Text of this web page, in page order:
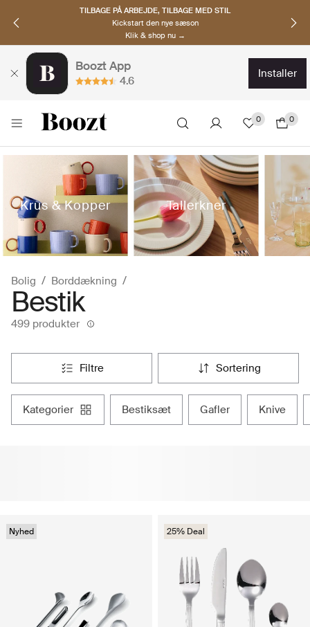
OPDAG NORDISKE BRANDS
Must-haves til den nye sæson
Klik & shop nu →
Boozt App
4.6
installer
0 0
Krus & Kopper Tallerkner
Bolig Borddækning
Bestik
499 produkter
filtre sortering
kategorier bestiksæt gafler knive
Nyhed 25% Deal